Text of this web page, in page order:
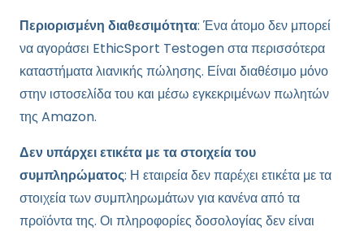
Περιορισμένη διαθεσιμότητα: Ένα άτομο δεν μπορεί
να αγοράσει EthicSport Testogen στα περισσότερα
καταστήματα λιανικής πώλησης. Είναι διαθέσιμο μόνο
στην ιστοσελίδα του και μέσω εγκεκριμένων πωλητών
της Amazon.
Δεν υπάρχει ετικέτα με τα στοιχεία του
συμπληρώματος: Η εταιρεία δεν παρέχει ετικέτα με τα
στοιχεία των συμπληρωμάτων για κανένα από τα
προϊόντα της. Οι πληροφορίες δοσολογίας δεν είναι